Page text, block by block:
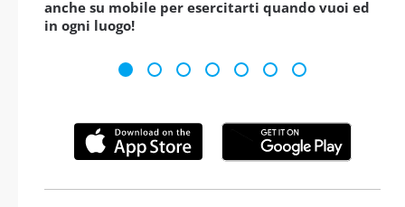
anche su mobile per esercitarti quando vuoi ed
in ogni luogo!